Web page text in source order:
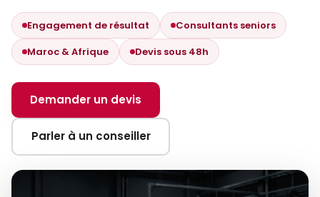
Engagement de résultat
Consultants seniors
Maroc & Afrique
Devis sous 48h
Demander un devis
Parler à un conseiller